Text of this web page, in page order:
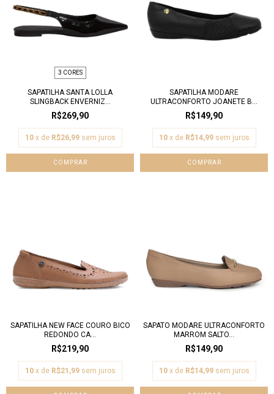
3 CORES
SAPATILHA SANTA LOLLA
SLINGBACK ENVERNIZ...
R$269,90
10 x de R$26,99 sem juros
COMPRAR
SAPATILHA MODARE
ULTRACONFORTO JOANETE B...
R$149,90
10 x de R$14,99 sem juros
COMPRAR
SAPATILHA NEW FACE COURO BICO
REDONDO CA...
R$219,90
10 x de R$21,99 sem juros
SAPATO MODARE ULTRACONFORTO
MARROM SALTO...
R$149,90
10 x de R$14,99 sem juros